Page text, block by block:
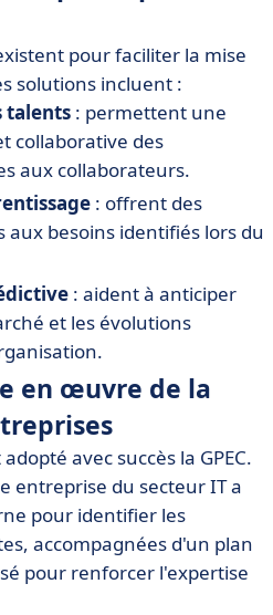
pour faciliter la mise
solutions incluent :
talents : permettent une
collaborative des
aux collaborateurs.
: offrent des
besoins identifiés lors du
: aident à anticiper
et les évolutions
en œuvre de la
avec succès la GPEC.
entreprise du secteur IT a
pour identifier les
accompagnées d'un plan
pour renforcer l'expertise